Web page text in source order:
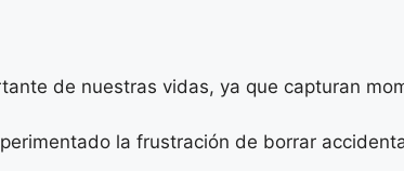
de nuestras vidas, ya que capturan
la frustración de borrar